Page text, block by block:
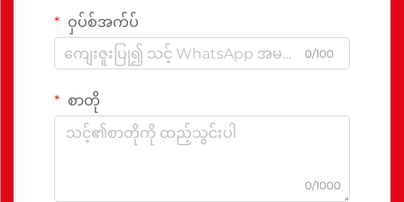
ဝှပ်စ်အက်ပ်
0/100
စာတို
0/1000